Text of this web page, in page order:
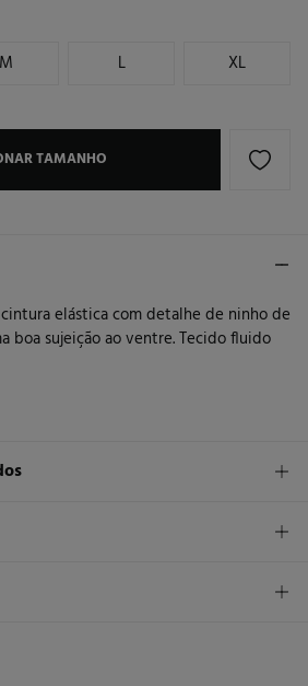
M L XL
TAMANHO
elástica com detalhe de ninho de
boa sujeição ao ventre. Tecido fluido